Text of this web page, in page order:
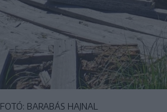
FOTÓ: BARABÁS HAJNAL